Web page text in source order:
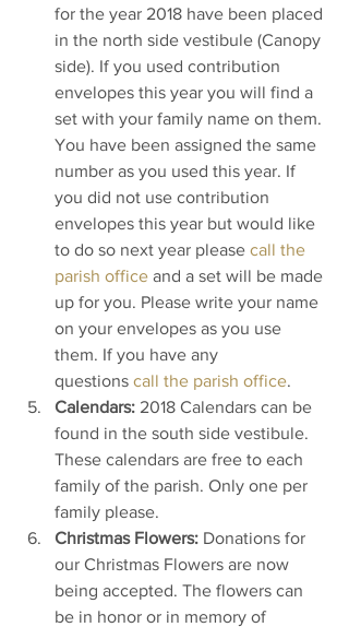
for the year 2018 have been placed
in the north side vestibule (Canopy
side). If you used contribution
envelopes this year you will find a
set with your family name on them.
You have been assigned the same
number as you used this year. If
you did not use contribution
envelopes this year but would like
to do so next year please call the
parish office and a set will be made
up for you. Please write your name
on your envelopes as you use
them. If you have any
questions call the parish office.
Calendars: 2018 Calendars can be
found in the south side vestibule.
These calendars are free to each
family of the parish. Only one per
family please.
Christmas Flowers: Donations for
our Christmas Flowers are now
being accepted. The flowers can
be in honor or in memory of